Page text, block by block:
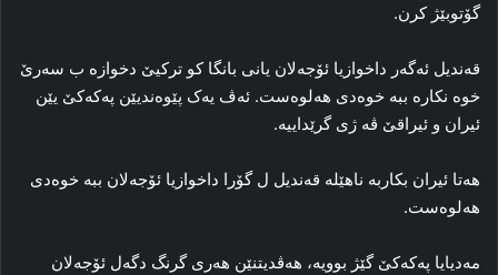
گۆتوبێژ کرن.
قه‌ندیل ئه‌گه‌ر داخوازیا ئۆجەلان یانی بانگا کو ترکیێ‌ دخوازه‌ ب سه‌رێ
خوه‌ نکاره‌ ببه‌ خوه‌دی هه‌لوه‌ست. ئه‌ڤ یه‌ک پێوه‌ندیێن پەکەکێ یێن
ئیران و ئیراقێ ڤه‌ ژی گرێداییه‌.
هه‌تا ئیران بکاربه‌ ناهێله‌ قه‌ندیل ل گۆرا داخوازیا ئۆجەلان ببه‌ خوه‌دی
هه‌لوه‌ست.
مه‌دیایا پەکەکێ گێژ بوویه‌، هه‌ڤدیتنێن هه‌ری گرنگ دگه‌ل ئۆجەلان